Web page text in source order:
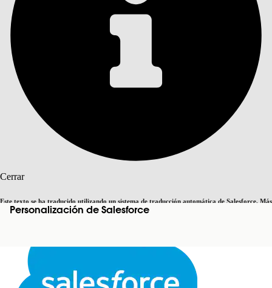
Cerrar
Este texto se ha traducido utilizando un sistema de traducción automática de Salesforce. Más
informaciónaquí Cambiar a inglés Ahora no
Cerrar Cerrar
Personalización de Salesforce
Índice de materias
ÍNDICE DE MATERIAS
Buscar